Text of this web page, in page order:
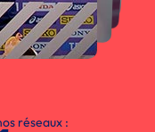
réseaux :